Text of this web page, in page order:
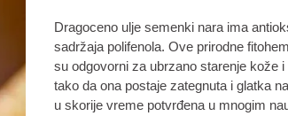
Dragoceno ulje semenki nara ima
sadržaja polifenola. Ove prirodne
su odgovorni za ubrzano starenje kože
tako da ona postaje zategnuta i glatka
u skorije vreme potvrđena u mnogim